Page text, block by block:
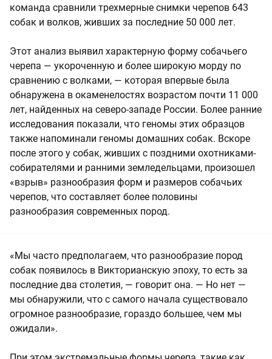
команда сравнили трехмерные снимки черепов 643
собак и волков, живших за последние 50 000 лет.
Этот анализ выявил характерную форму собачьего
черепа — укороченную и более широкую морду по
сравнению с волками, — которая впервые была
обнаружена в окаменелостях возрастом почти 11 000
лет, найденных на северо-западе России. Более ранние
исследования показали, что геномы этих образцов
также напоминали геномы домашних собак. Вскоре
после этого у собак, живших с поздними охотниками-
собирателями и ранними земледельцами, произошел
«взрыв» разнообразия форм и размеров собачьих
черепов, что составляет более половины
разнообразия современных пород.
«Мы часто предполагаем, что разнообразие пород
собак появилось в Викторианскую эпоху, то есть за
последние два столетия, — говорит она. — Но нет —
мы обнаружили, что с самого начала существовало
огромное разнообразие, гораздо большее, чем мы
ожидали».